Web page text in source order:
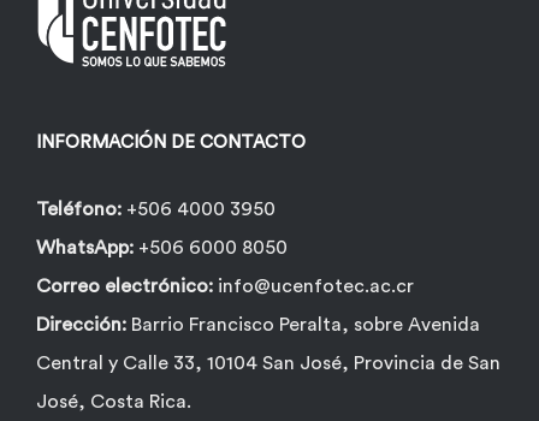
pueden
elegir
la
de
producto
INFORMACIÓN DE CONTACTO
Teléfono: +506 4000 3950
WhatsApp: +506 6000 8050
Correo electrónico: info@ucenfotec.ac.cr
Dirección: Barrio Francisco Peralta, sobre Avenida
Central y Calle 33, 10104 San José, Provincia de San
José, Costa Rica.